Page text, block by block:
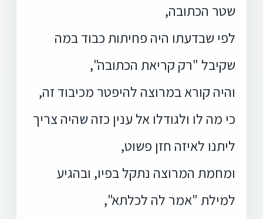
שטר הכתובה,
לפי שבדעתו היה פחיתות כבוד במה
שקיבל "רק קריאת הכתובה",
והיה קורא במרוצה להיפטר מכיבוד זה,
כי מה לו ולגודלו אל ענין כזה שהיה צריך
ליתנו לאיזה חזן פשוט,
ומחמת המרוצה נתקל בפיו, ובהגיע
למילת "אמר לה לכלתא",